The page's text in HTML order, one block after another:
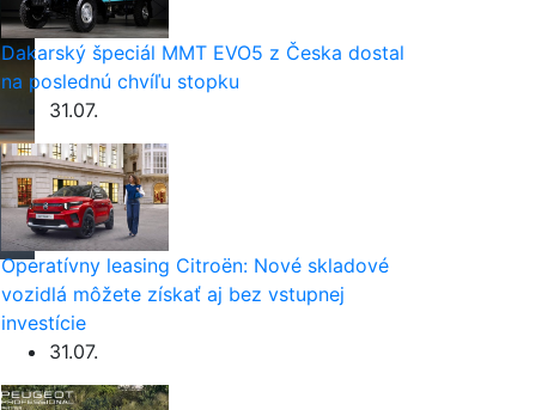
Dakarský špeciál MMT EVO5 z Česka dostal
na poslednú chvíľu stopku
31.07.
Operatívny leasing Citroën: Nové skladové
vozidlá môžete získať aj bez vstupnej
investície
31.07.